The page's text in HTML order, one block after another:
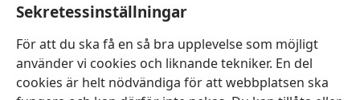
Sekretessinställningar
För att du ska få en så bra upplevelse som möjligt
använder vi cookies och liknande tekniker. En del
cookies är helt nödvändiga för att webbplatsen ska
sammanfogad med leder och ledband, så att den
20 Ni har ju dött tillsammans med Kristus i
förhållande till världens elementära idéer,
g
så
varför lever ni som om ni fortfarande var en del av